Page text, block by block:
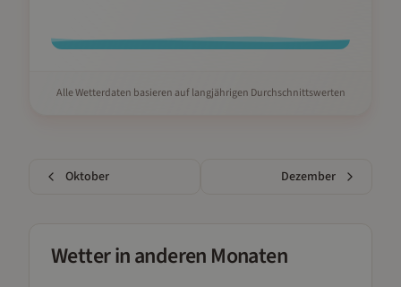
Alle Wetterdaten basieren auf langjährigen Durchschnittswerten
Oktober Dezember
Wetter in anderen Monaten